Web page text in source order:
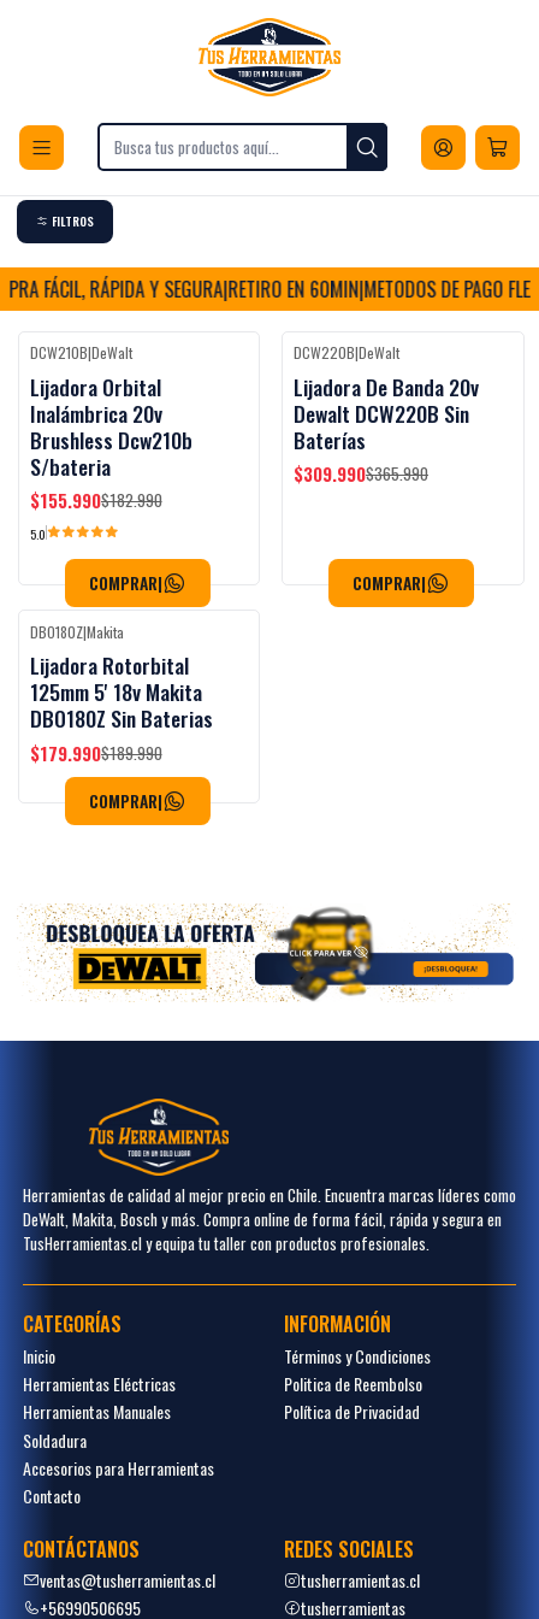
Envios a todo Chile
Herramientas inalámbricas
Lijadora inalámbrica
Lijadora inalámbrica
FILTROS
FÁCIL, RÁPIDA Y SEGURA|RETIRO EN 60MIN|METODOS DE PAGO
-15%OFF
DCW210B|DeWalt
Lijadora Orbital
Inalámbrica 20v
Brushless Dcw210b
S/bateria
$155.990$182.990
5.0
COMPRAR|
-15%OFF
DCW220B|DeWalt
Lijadora De Banda 20v
Dewalt DCW220B Sin
Baterías
$309.990$365.990
COMPRAR|
-5%OFF
DBO180Z|Makita
Lijadora Rotorbital
125mm 5' 18v Makita
DBO180Z Sin Baterias
$179.990$189.990
COMPRAR|
Herramientas de calidad al mejor precio en Chile. Encuentra marcas líderes como
DeWalt, Makita, Bosch y más. Compra online de forma fácil, rápida y segura en
TusHerramientas.cl y equipa tu taller con productos profesionales.
CATEGORÍAS
Inicio
Herramientas Eléctricas
Herramientas Manuales
Soldadura
Accesorios para Herramientas
Contacto
INFORMACIÓN
Términos y Condiciones
Politica de Reembolso
Política de Privacidad
CONTÁCTANOS
ventas@tusherramientas.cl
+56990506695
REDES SOCIALES
tusherramientas.cl
tusherramientas